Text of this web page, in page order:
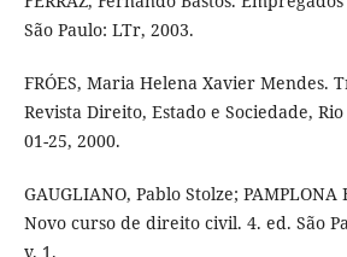
São Paulo: LTr, 2003.
FRÓES, Maria Helena Xavier Mendes.
Revista Direito, Estado e Sociedade,
01-25, 2000.
GAUGLIANO, Pablo Stolze; PAMPLONA
Novo curso de direito civil. 4. ed. São
v. 1.